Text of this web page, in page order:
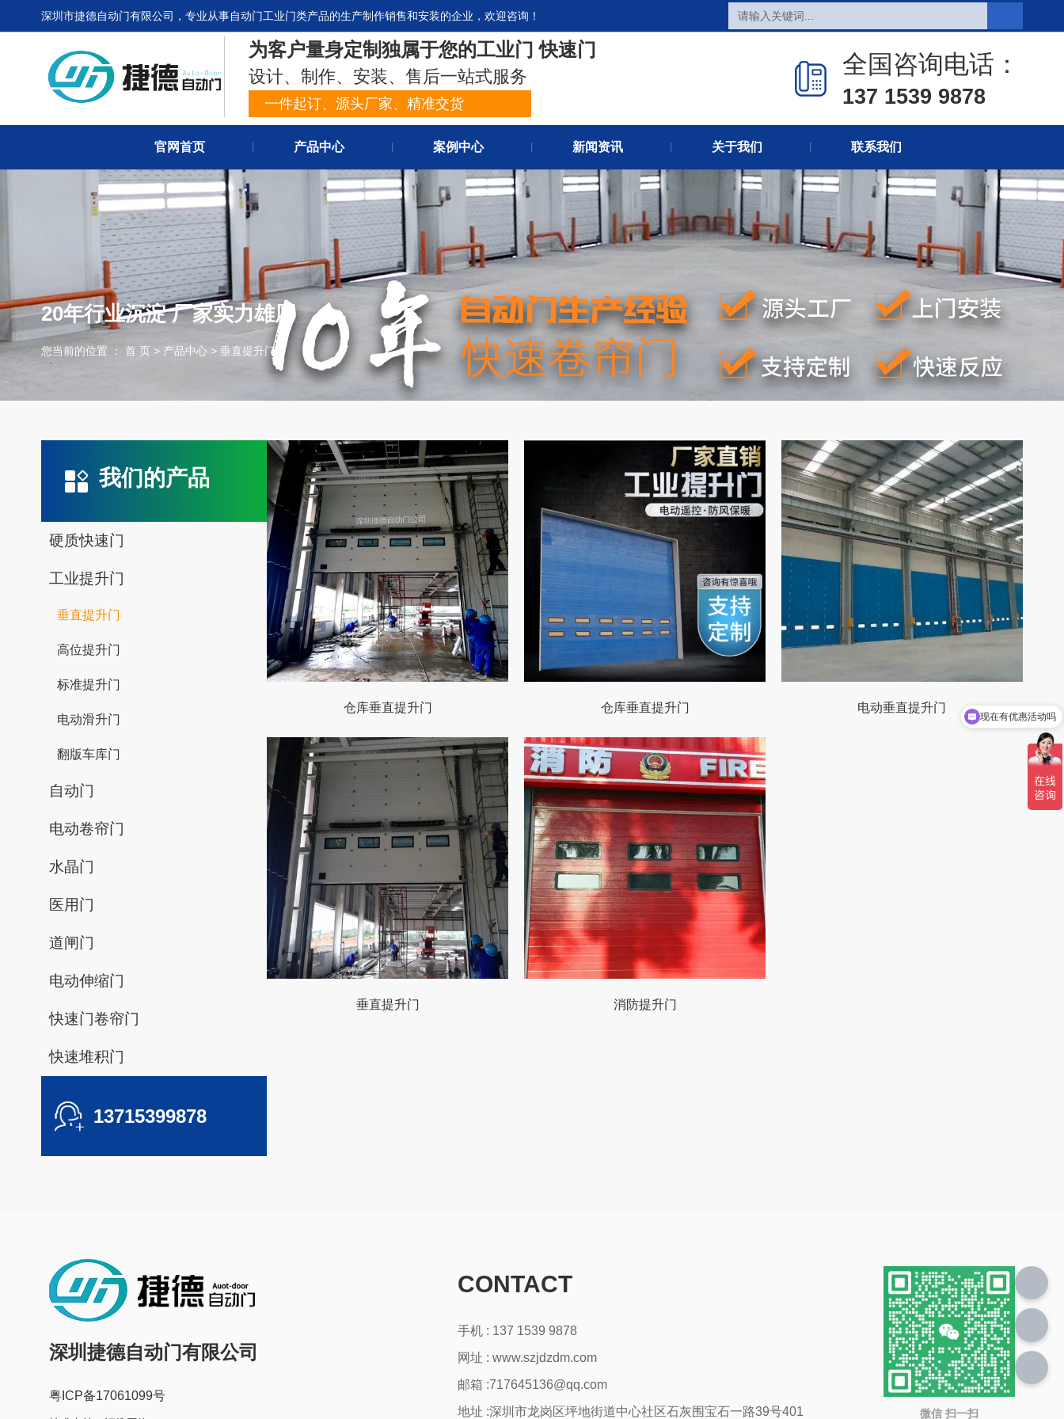
热销产品
联系方式 在线留言
深圳市捷德自动门有限公司，专业从事自动门工业门类产品的生产制作销售和安装的企业，欢迎咨询！
为客户量身定制独属于您的工业门 快速门
设计、制作、安装、售后一站式服务
一件起订、源头厂家、精准交货
全国咨询电话：
137 1539 9878
官网首页 产品中心 案例中心 新闻资讯 关于我们 联系我们
20年行业沉淀 厂家实力雄厚
您当前的位置 ： 首 页 > 产品中心 > 垂直提升门
我们的产品
硬质快速门
工业提升门
垂直提升门
高位提升门
标准提升门
电动滑升门
翻版车库门
自动门
电动卷帘门
水晶门
医用门
道闸门
电动伸缩门
快速门卷帘门
快速堆积门
13715399878
仓库垂直提升门 仓库垂直提升门 电动垂直提升门
垂直提升门 消防提升门
深圳捷德自动门有限公司
粤ICP备17061099号
CONTACT
手机 : 137 1539 9878
网址 : www.szjdzdm.com
邮箱 :717645136@qq.com
地址 :深圳市龙岗区坪地街道中心社区石灰围宝石一路39号401
微信 扫一扫
现在有优惠活动吗